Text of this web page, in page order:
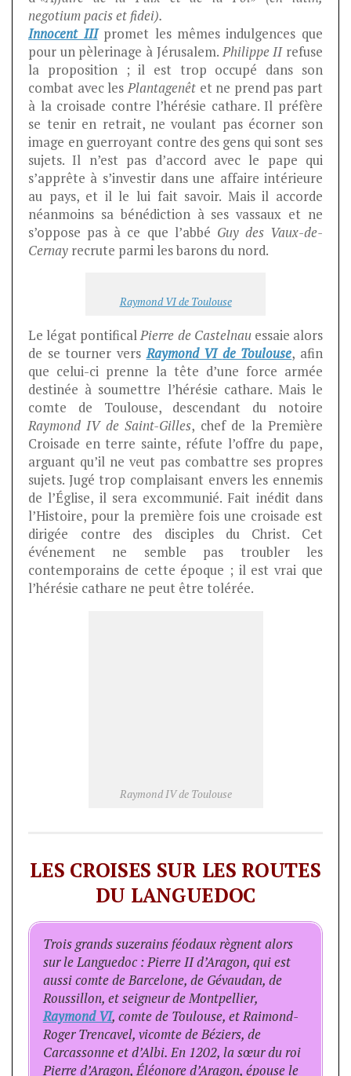
negotium pacis et fidei).
Innocent IIIpromet les mêmes indulgences que
pour un pèlerinage à Jérusalem.Philippe IIrefuse
la proposition ; il est trop occupé dans son
combat avec lesPlantagenêtet ne prend pas part
à la croisade contre l’hérésie cathare. Il préfère
se tenir en retrait, ne voulant pas écorner son
image en guerroyant contre des gens qui sont ses
sujets. Il n’est pas d’accord avec le pape qui
s’apprête à s’investir dans une affaire intérieure
au pays, et il le lui fait savoir. Mais il accorde
néanmoins sa bénédiction à ses vassaux et ne
s’oppose pas à ce que l’abbé Guy des Vaux-de-
Cernay recrute parmi les barons du nord.
Raymond VI de Toulouse
Le légat pontificalPierre de Castelnauessaie alors
de se tourner versRaymond VI de Toulouse, afin
que celui-ci prenne la tête d’une force armée
destinée à soumettre l’hérésie cathare. Mais le
comte de Toulouse, descendant du notoire
Raymond IV de Saint-Gilles, chef de la Première
Croisade en terre sainte, réfute l’offre du pape,
arguant qu’il ne veut pas combattre ses propres
sujets. Jugé trop complaisant envers les ennemis
de l’Église, il sera excommunié. Fait inédit dans
l’Histoire, pour la première fois une croisade est
dirigée contre des disciples du Christ. Cet
événement ne semble pas troubler les
contemporains de cette époque ; il est vrai que
l’hérésie cathare ne peut être tolérée.
Raymond IV de Toulouse
LES CROISES SUR LES ROUTES
DU LANGUEDOC
Trois grands suzerains féodaux règnent alors
sur le Languedoc : Pierre II d’Aragon, qui est
aussi comte de Barcelone, de Gévaudan, de
Roussillon, et seigneur de Montpellier,
Raymond VI, comte de Toulouse, et Raimond-
Roger Trencavel, vicomte de Béziers, de
Carcassonne et d’Albi. En 1202, la sœur du roi
Pierre d’Aragon, Éléonore d’Aragon, épouse le